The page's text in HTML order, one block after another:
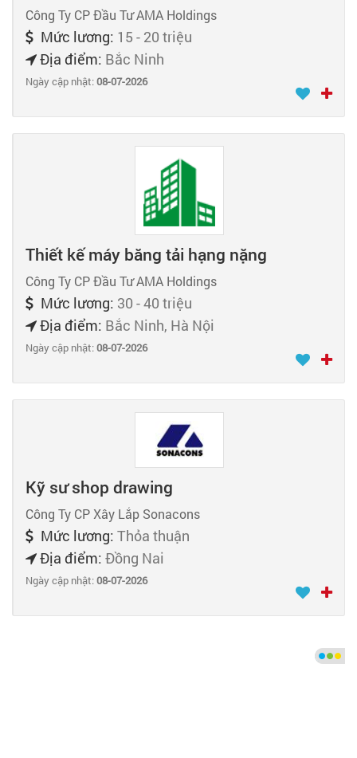
Công Ty CP Đầu Tư AMA Holdings
Mức lương: 15 - 20 triệu
Địa điểm: Bắc Ninh
Ngày cập nhật:08-07-2026
Thiết kế máy băng tải hạng nặng
Công Ty CP Đầu Tư AMA Holdings
Mức lương: 30 - 40 triệu
Địa điểm: Bắc Ninh, Hà Nội
Ngày cập nhật:08-07-2026
Kỹ sư shop drawing
Công Ty CP Xây Lắp Sonacons
Mức lương: Thỏa thuận
Địa điểm: Đồng Nai
Ngày cập nhật:08-07-2026